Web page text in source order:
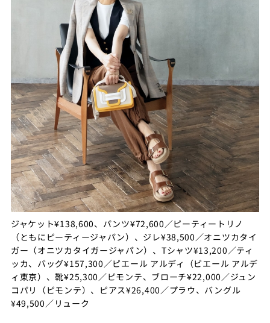
ジャケット¥138,600、パンツ¥72,600／ピーティートリノ
（ともにピーティージャパン）、ジレ¥38,500／オニツカタイ
ガー（オニツカタイガージャパン）、Tシャツ¥13,200／ティ
ッカ、バッグ¥157,300／ピエール アルディ（ピエール アルデ
ィ東京）、靴¥25,300／ピモンテ、ブローチ¥22,000／ジュン
コパリ（ピモンテ）、ピアス¥26,400／プラウ、バングル
¥49,500／リューク